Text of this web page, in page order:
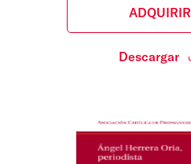
ADQUIRIR
Descargar